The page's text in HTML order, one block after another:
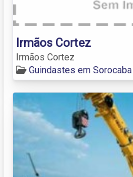
Irmãos Cortez
Irmãos Cortez
Guindastes em Sorocaba